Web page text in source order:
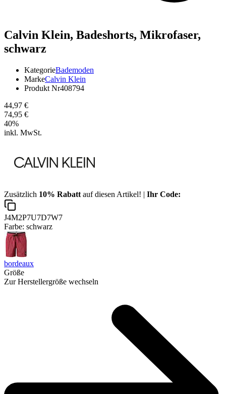
Calvin Klein, Badeshorts, Mikrofaser,
schwarz
KategorieBademoden
MarkeCalvin Klein
Produkt Nr408794
44,97 €
74,95 €
40%
inkl. MwSt.
Zusätzlich 10% Rabatt auf diesen Artikel! | Ihr Code:
J4M2P7U7D7W7
Farbe: schwarz
bordeaux
Größe
Zur Herstellergröße wechseln